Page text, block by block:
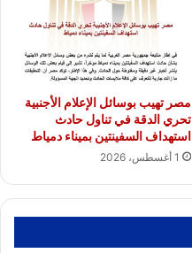
مصر تهيب بوسائل الإعلام الأجنبية
تحري الدقة في تناول حادث
استهداف السفينتين بميناء دمياط
1 أغسطس، 2026